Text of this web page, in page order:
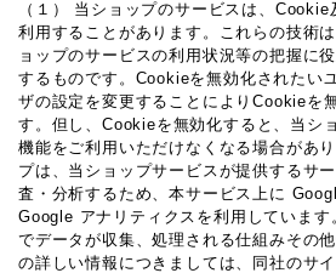
（１） 当ショップのサービスは、
利用することがあります。これらの技術
ョップのサービスの利用状況等の把握に
するものです。Cookieを無効化されたい
ザの設定を変更することによりCookieを
す。但し、Cookieを無効化すると、当シ
機能をご利用いただけなくなる場合があ
プは、当ショップサービスが提供するサ
査・分析するため、本サービス上に
Google アナリティクスを利用していま
でデータが収集、処理される仕組みその
の詳しい情報につきましては、同社のサ